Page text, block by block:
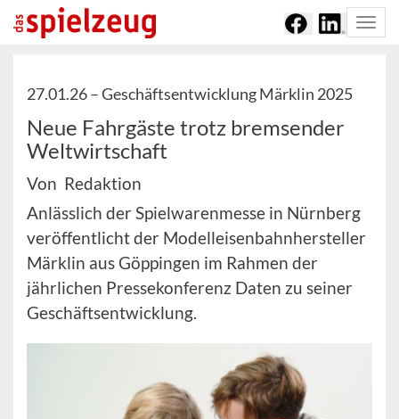
27.01.26 –Geschäftsentwicklung Märklin 2025
Neue Fahrgäste trotz bremsender
Weltwirtschaft
Von Redaktion
Anlässlich der Spielwarenmesse in Nürnberg
veröffentlicht der Modelleisenbahnhersteller
Märklin aus Göppingen im Rahmen der
jährlichen Pressekonferenz Daten zu seiner
Geschäftsentwicklung.